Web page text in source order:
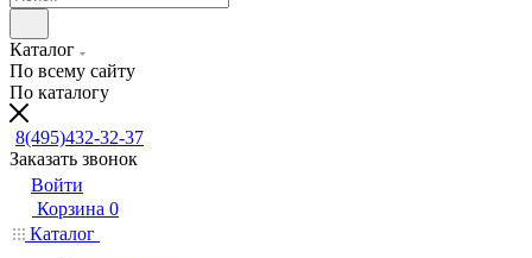
Каталог
По всему сайту
По каталогу
8(495)432-32-37
Заказать звонок
Войти
Корзина 0
Каталог